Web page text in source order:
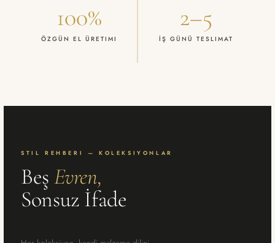
100%
ÖZGÜN EL ÜRETIMI
2–5
İŞ GÜNÜ TESLIMAT
STIL REHBERI — KOLEKSIYONLAR
Beş Evren,
Sonsuz İfade